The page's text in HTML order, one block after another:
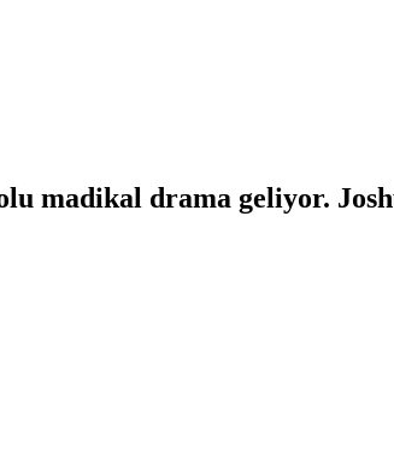
madikal drama geliyor.